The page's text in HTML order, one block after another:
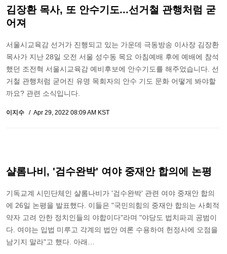
김장환 목사, 또 안수기도...선거철 관행처럼 굳
어져
서울시교육감 선거가 진행되고 있는 가운데 극동방송 이사장 김장환
목사가 지난 28일 오전 서울 성수동 목요 아침예배 후에 예배에 참석
했던 조전혁 서울시교육감 예비후보에 안수기도를 해주었습니다. 선
거철 관행처럼 굳어진 유명 목회자의 안수 기도 문화 어떻게 봐야할
까요? 관련 소식입니다.
이지수 Apr 29, 2022 08:09 AM KST
샬롬나비, '검수완박' 여야 중재안 합의에 논평
기독교계 시민단체인 샬롬나비가 '검수완박' 관련 여야 중재안 합의
에 26일 논평을 발표했다. 이들은 "국민의힘의 중재안 합의는 사회적
약자 고려 안한 정치인들의 야합이다"라며 "야당도 법치파괴 공범이
다. 여야는 입법 미루고 각계의 법안 여론 수용하여 헌정사에 오점을
남기지 말라"고 했다. 아래…